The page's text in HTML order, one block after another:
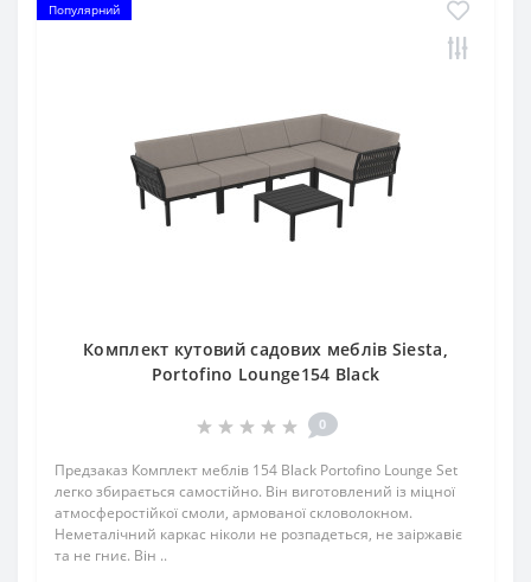
Популярний
Комплект кутовий садових меблів Siesta,
Portofino Lounge154 Black
0
Предзаказ Комплект меблів 154 Black Portofino Lounge Set
легко збирається самостійно. Він виготовлений із міцної
атмосферостійкої смоли, армованої скловолокном.
Неметалічний каркас ніколи не розпадеться, не заіржавіє
та не гниє. Він ..